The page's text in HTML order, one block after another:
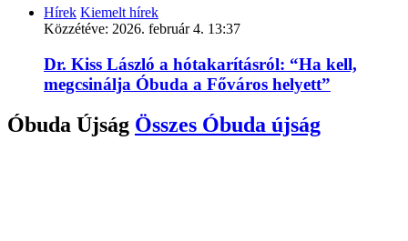
Hírek Kiemelt hírek
Közzétéve: 2026. február 4. 13:37
Dr. Kiss László a hótakarításról: “Ha kell,
megcsinálja Óbuda a Főváros helyett”
Óbuda Újság Összes Óbuda újság